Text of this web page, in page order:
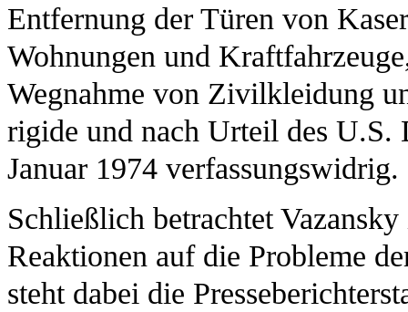
Entfernung der Türen von
Wohnungen und
Wegnahme von Zivilkleidung
rigide und nach Urteil des
Januar 1974 verfassungswidrig.
Schließlich betrachtet
Reaktionen auf die Probleme
steht dabei die